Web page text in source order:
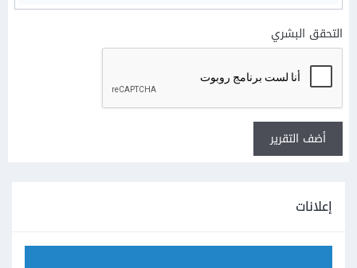
التحقق البشري
أضف التقرير
إعلانات